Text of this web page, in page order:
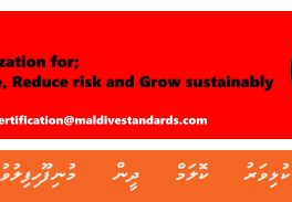
ކުޅިވަރު ކޮލަމް ދީން